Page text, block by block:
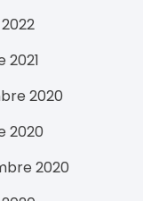
2021
2020
2020
2020